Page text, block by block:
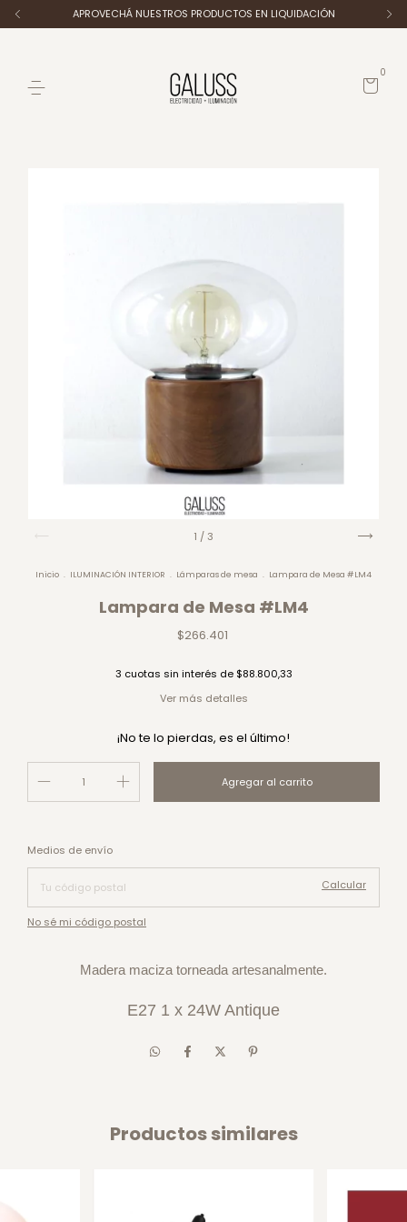
APROVECHÁ NUESTROS PRODUCTOS EN LIQUIDACIÓN
0
1 / 3
Inicio . ILUMINACIÓN INTERIOR . Lámparas de mesa . Lampara de Mesa #LM4
Lampara de Mesa #LM4
$266.401
3 cuotas sin interés de $88.800,33
Ver más detalles
¡No te lo pierdas, es el último!
Entregas para el CP:
Medios de envío
Calcular
No sé mi código postal
Madera maciza torneada artesanalmente.
E27 1 x 24W Antique
Productos similares